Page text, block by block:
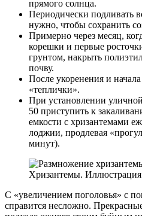
прямого солнца.
Периодически подливать
нужно, чтобы сохранить
Примерно через месяц,
корешки и первые
грунтом, накрыть
почву.
После укоренения и
«теплички».
При установлении
50 приступить к
емкости с хризантемами
лоджии, продлевая
минут).
Хризантемы. Иллюстрация
С «увеличением поголовья» с
справится несложно.